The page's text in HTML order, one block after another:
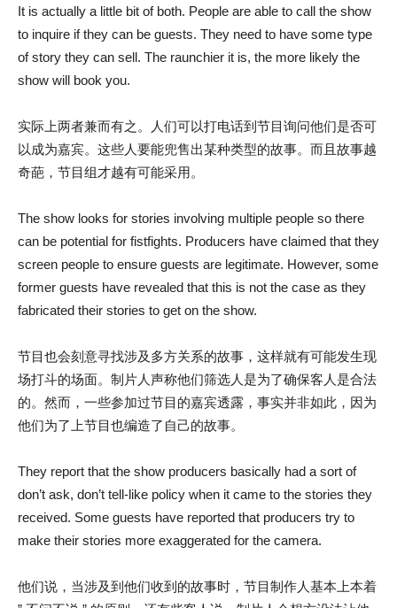
It is actually a little bit of both. People are able to call the show
to inquire if they can be guests. They need to have some type
of story they can sell. The raunchier it is, the more likely the
show will book you.
实际上两者兼而有之。人们可以打电话到节目询问他们是否可
以成为嘉宾。这些人要能兜售出某种类型的故事。而且故事越
奇葩，节目组才越有可能采用。
The show looks for stories involving multiple people so there
can be potential for fistfights. Producers have claimed that they
screen people to ensure guests are legitimate. However, some
former guests have revealed that this is not the case as they
fabricated their stories to get on the show.
节目也会刻意寻找涉及多方关系的故事，这样就有可能发生现
场打斗的场面。制片人声称他们筛选人是为了确保客人是合法
的。然而，一些参加过节目的嘉宾透露，事实并非如此，因为
他们为了上节目也编造了自己的故事。
They report that the show producers basically had a sort of
don’t ask, don’t tell-like policy when it came to the stories they
received. Some guests have reported that producers try to
make their stories more exaggerated for the camera.
他们说，当涉及到他们收到的故事时，节目制作人基本上本着